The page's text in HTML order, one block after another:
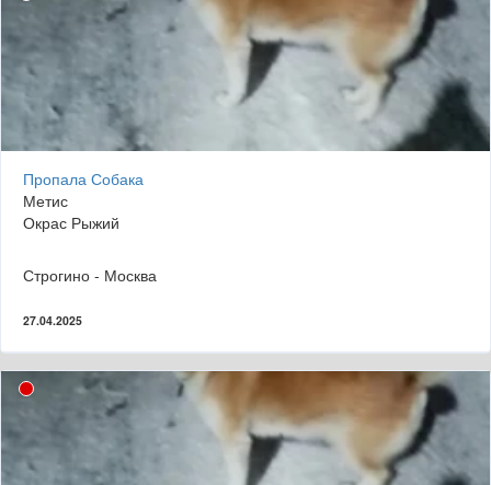
Пропала Собака
Метис
Окрас Рыжий
Строгино - Москва
27.04.2025